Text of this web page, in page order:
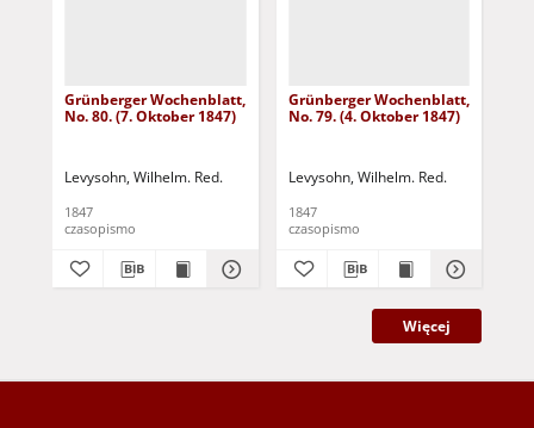
Grünberger Wochenblatt,
No. 80. (7. Oktober 1847)
Levysohn, Wilhelm. Red.
1847
czasopismo
Grünberger Wochenblatt,
No. 79. (4. Oktober 1847)
Levysohn, Wilhelm. Red.
1847
czasopismo
Więcej